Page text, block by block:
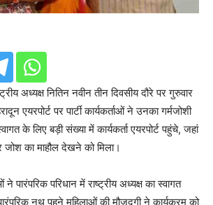
अध्यक्ष नितिन नवीन तीन दिवसीय दौरे पर गुरुवार
एयरपोर्ट पर पार्टी कार्यकर्ताओं ने उनका गर्मजोशी
के लिए बड़ी संख्या में कार्यकर्ता एयरपोर्ट पहुंचे, जहां
का माहौल देखने को मिला।
ने पारंपरिक परिधान में राष्ट्रीय अध्यक्ष का स्वागत
नथ पहने महिलाओं की मौजूदगी ने कार्यक्रम को